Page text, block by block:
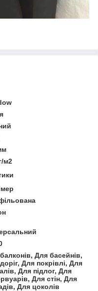
м2
Для басейнів,
Для покрівлі, Для
Для підлог, Для
Для стін, Для
Для цоколів